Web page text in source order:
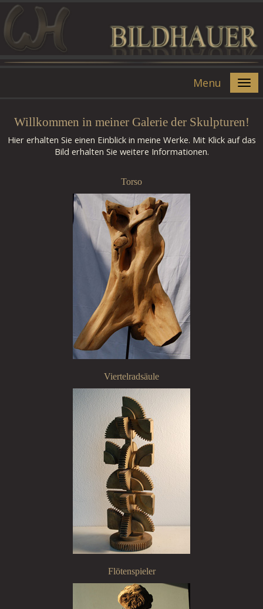
Menu
Willkommen in meiner Galerie der Skulpturen!
Hier erhalten Sie einen Einblick in meine Werke. Mit Klick auf das
Bild erhalten Sie weitere Informationen.
Torso
Viertelradsäule
Flötenspieler